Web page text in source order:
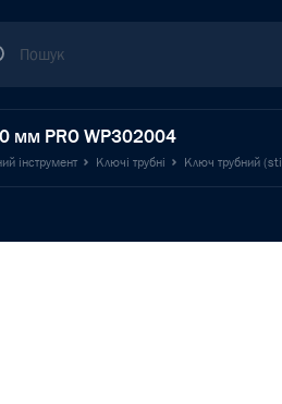
мм PRO WP302004
інструмент Ключі трубні Ключ трубний